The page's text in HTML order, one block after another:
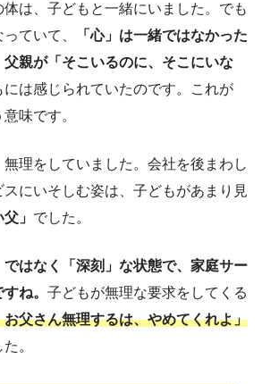
は、子どもと一緒にいました。でも
ていて、
「心」は一緒ではなかった
父親が「そこいるのに、そこにいな
には感じられていたのです。これが
味です。
理をしていました。会社を後まわし
にいそしむ姿は、子どもがあまり見
」 でした。
ではなく「深刻」な状態で、家庭サー
ね。 子どもが無理な要求をしてくる
お父さん無理するは、やめてくれよ」
。